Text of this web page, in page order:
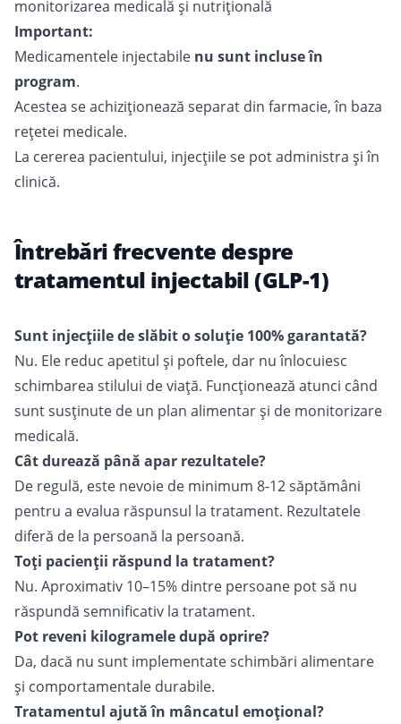
monitorizarea medicală și nutrițională
Important:
Medicamentele injectabile nu sunt incluse în
program.
Acestea se achiziționează separat din farmacie, în baza
rețetei medicale.
La cererea pacientului, injecțiile se pot administra și în
clinică.
Întrebări frecvente despre
tratamentul injectabil (GLP-1)
Sunt injecțiile de slăbit o soluție 100% garantată?
Nu. Ele reduc apetitul și poftele, dar nu înlocuiesc
schimbarea stilului de viață. Funcționează atunci când
sunt susținute de un plan alimentar și de monitorizare
medicală.
Cât durează până apar rezultatele?
De regulă, este nevoie de minimum 8-12 săptămâni
pentru a evalua răspunsul la tratament. Rezultatele
diferă de la persoană la persoană.
Toți pacienții răspund la tratament?
Nu. Aproximativ 10–15% dintre persoane pot să nu
răspundă semnificativ la tratament.
Pot reveni kilogramele după oprire?
Da, dacă nu sunt implementate schimbări alimentare
și comportamentale durabile.
Tratamentul ajută în mâncatul emoțional?